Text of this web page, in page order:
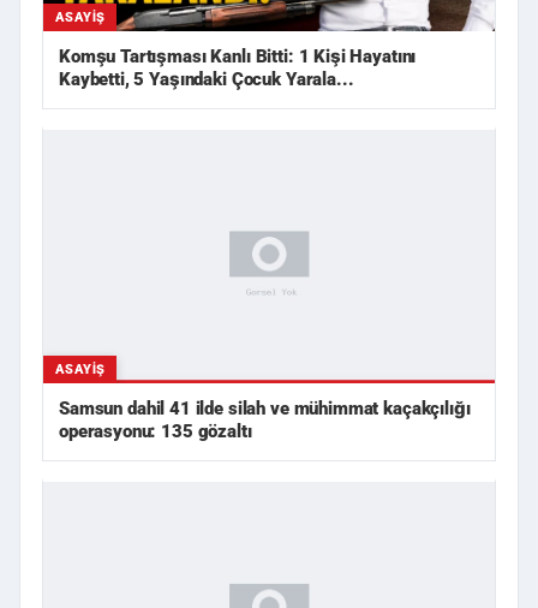
ASAYIŞ
Komşu Tartışması Kanlı Bitti: 1 Kişi Hayatını
Kaybetti, 5 Yaşındaki Çocuk Yarala...
ASAYIŞ
Samsun dahil 41 ilde silah ve mühimmat kaçakçılığı
operasyonu: 135 gözaltı